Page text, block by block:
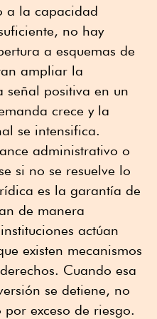
a la capacidad
no hay
a esquemas de
ampliar la
señal positiva en un
crece y la
se intensifica.
administrativo o
si no se resuelve lo
es la garantía de
de manera
actúan
existen mecanismos
Cuando esa
se detiene, no
exceso de riesgo.